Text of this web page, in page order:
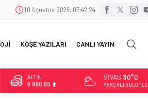
10 Ağustos 2026, 05:42:25
KÖŞE YAZILARI CANLI YAYIN
BİST
13.779,39
SIVAS 30°C
PARÇALI BULUTLU